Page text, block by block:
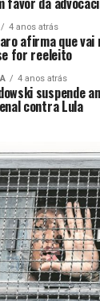
4 anos atrás
afirma que
for reeleito
4 anos atrás
suspende
contra Lula